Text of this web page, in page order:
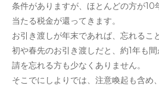
条件がありますが、ほとんどの方が10
当たる税金が還ってきます。
お引き渡しが年末であれば、忘れるこ
初や春先のお引き渡しだと、約1年も
請を忘れる方も少なくありません。
そこでにしよりでは、注意喚起も含め